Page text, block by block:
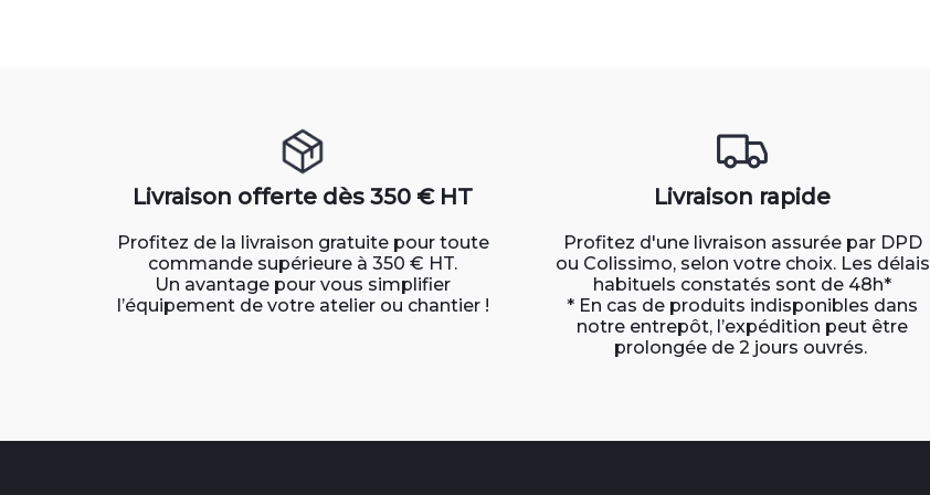
Livraison offerte dès 350 € HT
Profitez de la livraison gratuite pour toute
commande supérieure à 350 € HT.
Un avantage pour vous simplifier
l’équipement de votre atelier ou chantier !
Livraison rapide
Profitez d'une livraison assurée par DPD
ou Colissimo, selon votre choix. Les délais
habituels constatés sont de 48h*
* En cas de produits indisponibles dans
notre entrepôt, l’expédition peut être
prolongée de 2 jours ouvrés.